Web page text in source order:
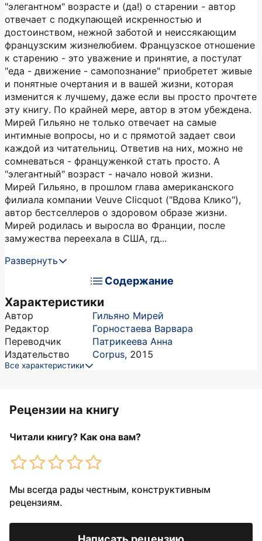
"элегантном" возрасте и (да!) о старении - автор
отвечает с подкупающей искренностью и
достоинством, нежной заботой и неиссякающим
французским жизнелюбием. Французское отношение
к старению - это уважение и принятие, а постулат
"еда - движение - самопознание" приобретет живые
и понятные очертания и в вашей жизни, которая
изменится к лучшему, даже если вы просто прочтете
эту книгу. По крайней мере, автор в этом убеждена.
Мирей Гильяно не только отвечает на самые
интимные вопросы, но и с прямотой задает свои
каждой из читательниц. Ответив на них, можно не
сомневаться - француженкой стать просто. А
"элегантный" возраст - начало новой жизни.
Мирей Гильяно, в прошлом глава американского
филиала компании Veuve Clicquot ("Вдова Клико"),
автор бестселлеров о здоровом образе жизни.
Мирей родилась и выросла во Франции, после
замужества переехала в США, гд...
Развернуть
Содержание
Характеристики
Автор
Гильяно Мирей
Редактор
Горностаева Варвара
Переводчик
Патрикеева Анна
Издательство
Corpus, 2015
Все характеристики
Рецензии на книгу
Читали книгу? Как она вам?
Мы всегда рады честным, конструктивным
рецензиям.